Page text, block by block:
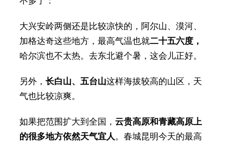
大兴安岭两侧还是比较凉快的，阿尔山、漠河、
加格达奇这些地方，最高气温也就二十五六度，
哈尔滨也不太热。去东北避个暑，这会儿正好。
另外， 长白山、五台山这样海拔较高的山区，天
气也比较凉爽。
如果把范围扩大到全国， 云贵高原和青藏高原上
的很多地方依然天气宜人。春城昆明今天的最高